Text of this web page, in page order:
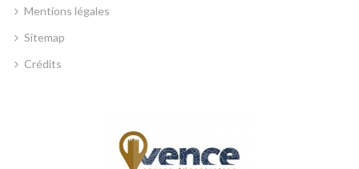
Mentions légales
Sitemap
Crédits